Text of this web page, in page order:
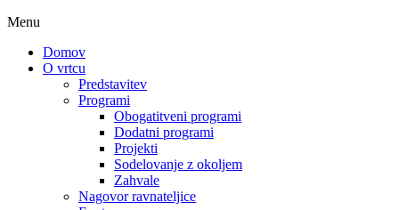
Menu
Domov
O vrtcu
Predstavitev
Programi
Obogatitveni programi
Dodatni programi
Projekti
Sodelovanje z okoljem
Zahvale
Nagovor ravnateljice